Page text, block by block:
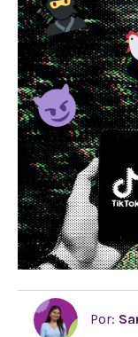
Por: